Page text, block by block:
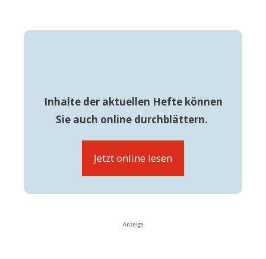
Inhalte der aktuellen Hefte können
Sie auch online durchblättern.
Jetzt online lesen
Anzeige